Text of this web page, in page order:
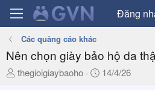
Đăng
Các quảng cáo khác
Nên chọn giày bảo hộ da
T
thegioigiaybaoho
N
14/4/26